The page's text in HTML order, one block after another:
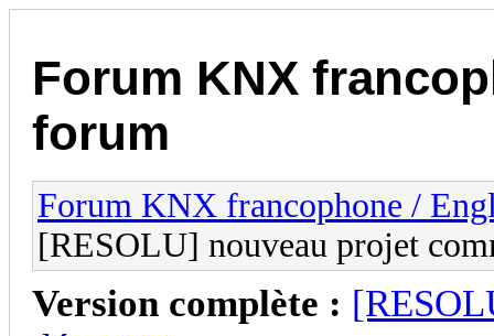
Forum KNX
forum
Forum KNX francophone /
[RESOLU] nouveau projet
Version complète :